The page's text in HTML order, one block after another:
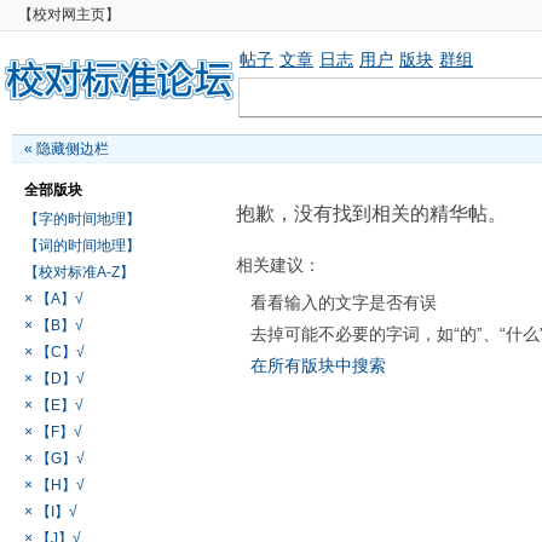
【校对网主页】
帖子 文章 日志 用户 版块 群组
« 隐藏侧边栏
全部版块
【字的时间地理】
【词的时间地理】
【校对标准A-Z】
× 【A】√
× 【B】√
× 【C】√
× 【D】√
× 【E】√
× 【F】√
× 【G】√
× 【H】√
× 【I】√
× 【J】√
抱歉，没有找到相关的精华帖。
相关建议：
看看输入的文字是否有误
去掉可能不必要的字词，如“的”、“什么
在所有版块中搜索